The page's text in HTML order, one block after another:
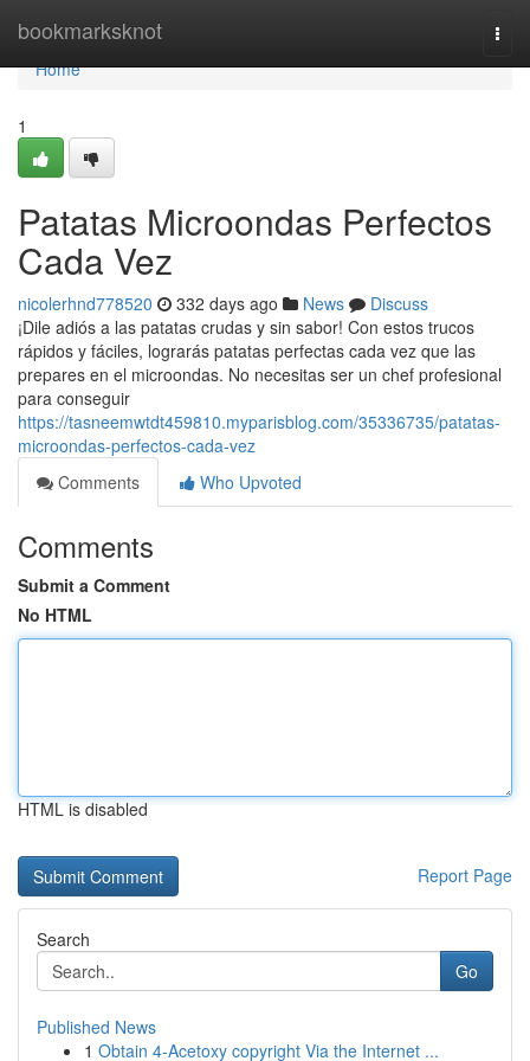
bookmarksknot
Home
Home
1
Patatas Microondas Perfectos
Cada Vez
nicolerhnd778520 332 days ago News
Discuss
¡Dile adiós a las patatas crudas y sin sabor! Con estos trucos
rápidos y fáciles, lograrás patatas perfectas cada vez que las
prepares en el microondas. No necesitas ser un chef profesional
para conseguir
https://tasneemwtdt459810.myparisblog.com/35336735/patatas-
microondas-perfectos-cada-vez
Comments
Who Upvoted
Comments
Submit a Comment
No HTML
HTML is disabled
Report Page
Search
Go
Published News
1 Obtain 4-Acetoxy copyright Via the Internet ...